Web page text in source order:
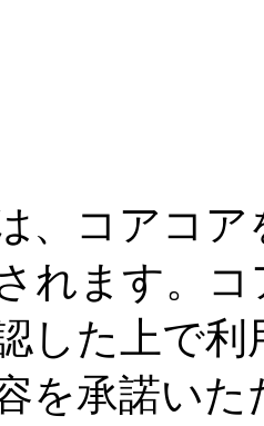
、コアコ
れます。
した上で
を承諾い